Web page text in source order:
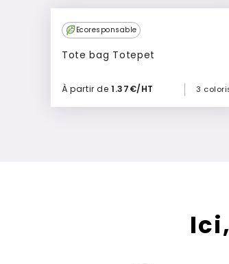
Ecoresponsable
Tote bag Totepet
À partir de1.37€/HT 3
Ajouter à mon devis